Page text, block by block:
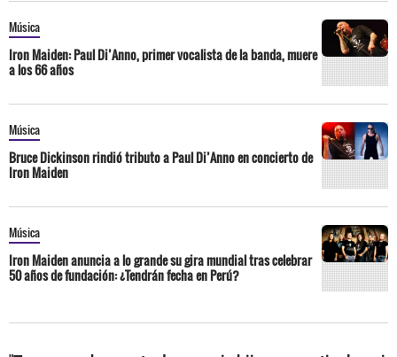
Música
Iron Maiden: Paul Di’Anno, primer vocalista de la banda, muere
a los 66 años
Música
Bruce Dickinson rindió tributo a Paul Di’Anno en concierto de
Iron Maiden
Música
Iron Maiden anuncia a lo grande su gira mundial tras celebrar
50 años de fundación: ¿Tendrán fecha en Perú?